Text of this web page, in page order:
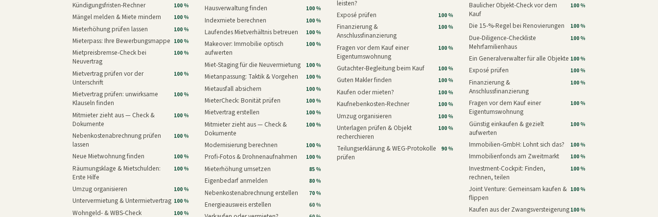
Kündigungsfristen-Rechner 100 %
Mängel melden & Miete mindern 100 %
Mieterhöhung prüfen lassen 100 %
Mieterpass: Ihre Bewerbungsmappe 100 %
Mietpreisbremse-Check bei
Neuvertrag
100 %
Mietvertrag prüfen vor der
Unterschrift
100 %
Mietvertrag prüfen: unwirksame
Klauseln finden
100 %
Mitmieter zieht aus — Check &
Dokumente
100 %
Nebenkostenabrechnung prüfen
lassen
100 %
Neue Mietwohnung finden 100 %
Räumungsklage & Mietschulden:
Erste Hilfe
100 %
Umzug organisieren 100 %
Untervermietung & Untermietvertrag 100 %
Wohngeld- & WBS-Check 100 %
Hausverwaltung finden 100 %
Indexmiete berechnen 100 %
Laufendes Mietverhältnis betreuen 100 %
Makeover: Immobilie optisch
aufwerten
100 %
Miet-Staging für die Neuvermietung 100 %
Mietanpassung: Taktik & Vorgehen 100 %
Mietausfall absichern 100 %
MieterCheck: Bonität prüfen 100 %
Mietvertrag erstellen 100 %
Mitmieter zieht aus — Check &
Dokumente
100 %
Modernisierung berechnen 100 %
Profi-Fotos & Drohnenaufnahmen 100 %
Mieterhöhung umsetzen 85 %
Eigenbedarf anmelden 80 %
Nebenkostenabrechnung erstellen 70 %
Energieausweis erstellen 60 %
leisten?
Exposé prüfen 100 %
Finanzierung &
Anschlussfinanzierung
100 %
Fragen vor dem Kauf einer
Eigentumswohnung
100 %
Gutachter-Begleitung beim Kauf 100 %
Guten Makler finden 100 %
Kaufen oder mieten? 100 %
Kaufnebenkosten-Rechner 100 %
Umzug organisieren 100 %
Unterlagen prüfen & Objekt
recherchieren
100 %
Teilungserklärung & WEG-Protokolle
prüfen
90 %
Baulicher Objekt-Check vor dem
Kauf
100 %
Die 15-%-Regel bei Renovierungen 100 %
Due-Diligence-Checkliste
Mehrfamilienhaus
100 %
Ein Generalverwalter für alle Objekte 100 %
Exposé prüfen 100 %
Finanzierung &
Anschlussfinanzierung
100 %
Fragen vor dem Kauf einer
Eigentumswohnung
100 %
Günstig einkaufen & gezielt
aufwerten
100 %
Immobilien-GmbH: Lohnt sich das? 100 %
Immobilienfonds am Zweitmarkt 100 %
Investment-Cockpit: Finden,
rechnen, teilen
100 %
Joint Venture: Gemeinsam kaufen &
flippen
100 %
Kaufen aus der Zwangsversteigerung100 %